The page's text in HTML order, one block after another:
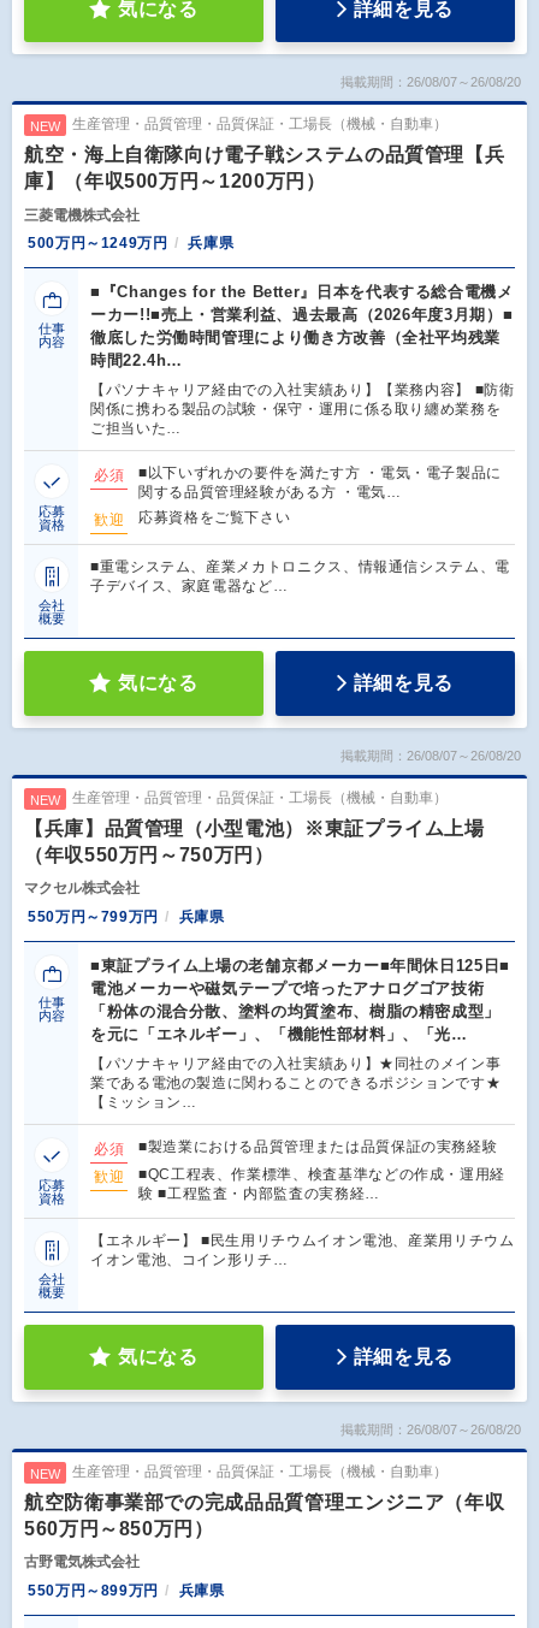
気になる 詳細を見る
掲載期間：26/08/07～26/08/20
NEW 生産管理・品質管理・品質保証・工場長（機械・自動車）
航空・海上自衛隊向け電子戦システムの品質管理【兵
庫】（年収500万円～1200万円）
三菱電機株式会社
500万円～1249万円
兵庫県
仕事
内容
■『Changes for the Better』日本を代表する総合電機メ
ーカー!!■売上・営業利益、過去最高（2026年度3月期）■
徹底した労働時間管理により働き方改善（全社平均残業
時間22.4h…
【パソナキャリア経由での入社実績あり】【業務内容】 ■防衛
関係に携わる製品の試験・保守・運用に係る取り纏め業務を
ご担当いた…
応募
資格
必須
■以下いずれかの要件を満たす方 ・電気・電子製品に
関する品質管理経験がある方 ・電気…
歓迎
応募資格をご覧下さい
会社
概要
■重電システム、産業メカトロニクス、情報通信システム、電
子デバイス、家庭電器など…
気になる 詳細を見る
掲載期間：26/08/07～26/08/20
NEW 生産管理・品質管理・品質保証・工場長（機械・自動車）
【兵庫】品質管理（小型電池）※東証プライム上場
（年収550万円～750万円）
マクセル株式会社
550万円～799万円
兵庫県
仕事
内容
■東証プライム上場の老舗京都メーカー■年間休日125日■
電池メーカーや磁気テープで培ったアナログゴア技術
「粉体の混合分散、塗料の均質塗布、樹脂の精密成型」
を元に「エネルギー」、「機能性部材料」、「光…
【パソナキャリア経由での入社実績あり】★同社のメイン事
業である電池の製造に関わることのできるポジションです★
【ミッション…
応募
資格
必須
■製造業における品質管理または品質保証の実務経験
歓迎
■QC工程表、作業標準、検査基準などの作成・運用経
験 ■工程監査・内部監査の実務経…
会社
概要
【エネルギー】 ■民生用リチウムイオン電池、産業用リチウム
イオン電池、コイン形リチ…
気になる 詳細を見る
掲載期間：26/08/07～26/08/20
NEW 生産管理・品質管理・品質保証・工場長（機械・自動車）
航空防衛事業部での完成品品質管理エンジニア（年収
560万円～850万円）
古野電気株式会社
550万円～899万円
兵庫県